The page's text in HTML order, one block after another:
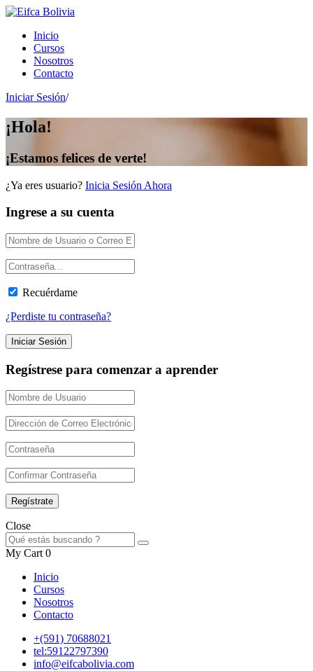
Inicio
Cursos
Nosotros
Contacto
Iniciar Sesión/
¡Hola!
¡Estamos felices de verte!
¿Ya eres usuario? Inicia Sesión Ahora
Ingrese a su cuenta
Recuérdame
¿Perdiste tu contraseña?
Regístrese para comenzar a aprender
Close
My Cart 0
Inicio
Cursos
Nosotros
Contacto
+(591) 70688021
tel:59122797390
info@eifcabolivia.com